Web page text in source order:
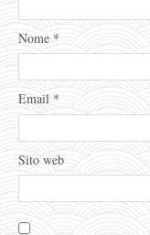
Nome *
Email *
Sito web